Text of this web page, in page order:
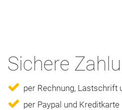
Sichere
per Rechnung, Lastschrift
per Paypal und Kreditkarte